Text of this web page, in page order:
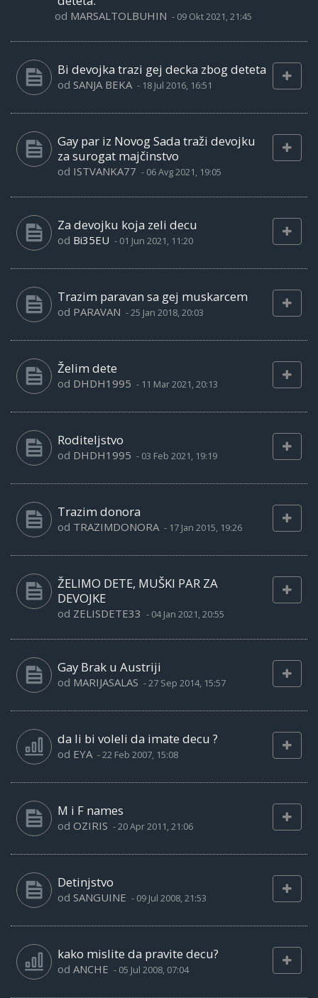
od MARSALTOLBUHIN - 09 Okt 2021, 21:45
Bi devojka trazi gej decka zbog deteta
od SANJA BEKA - 18 Jul 2016, 16:51
Gay par iz Novog Sada traži devojku
za surogat majčinstvo
od ISTVANKA77 - 06 Avg 2021, 19:05
Za devojku koja zeli decu
od Bi35EU - 01 Jun 2021, 11:20
Trazim paravan sa gej muskarcem
od PARAVAN -25 Jan 2018, 20:03
Želim dete
od DHDH1995 - 11 Mar 2021, 20:13
Roditeljstvo
od DHDH1995 - 03 Feb 2021, 19:19
Trazim donora
od TRAZIMDONORA - 17 Jan 2015, 19:26
ŽELIMO DETE, MUŠKI PAR ZA
DEVOJKE
od ZELISDETE33 - 04 Jan 2021, 20:55
Gay Brak u Austriji
od MARIJASALAS -27 Sep 2014, 15:57
da li bi voleli da imate decu ?
od EYA -22 Feb 2007, 15:08
M i F names
od OZIRIS -20 Apr 2011, 21:06
Detinjstvo
od SANGUINE - 09 Jul 2008, 21:53
kako mislite da pravite decu?
od ANCHE - 05 Jul 2008, 07:04